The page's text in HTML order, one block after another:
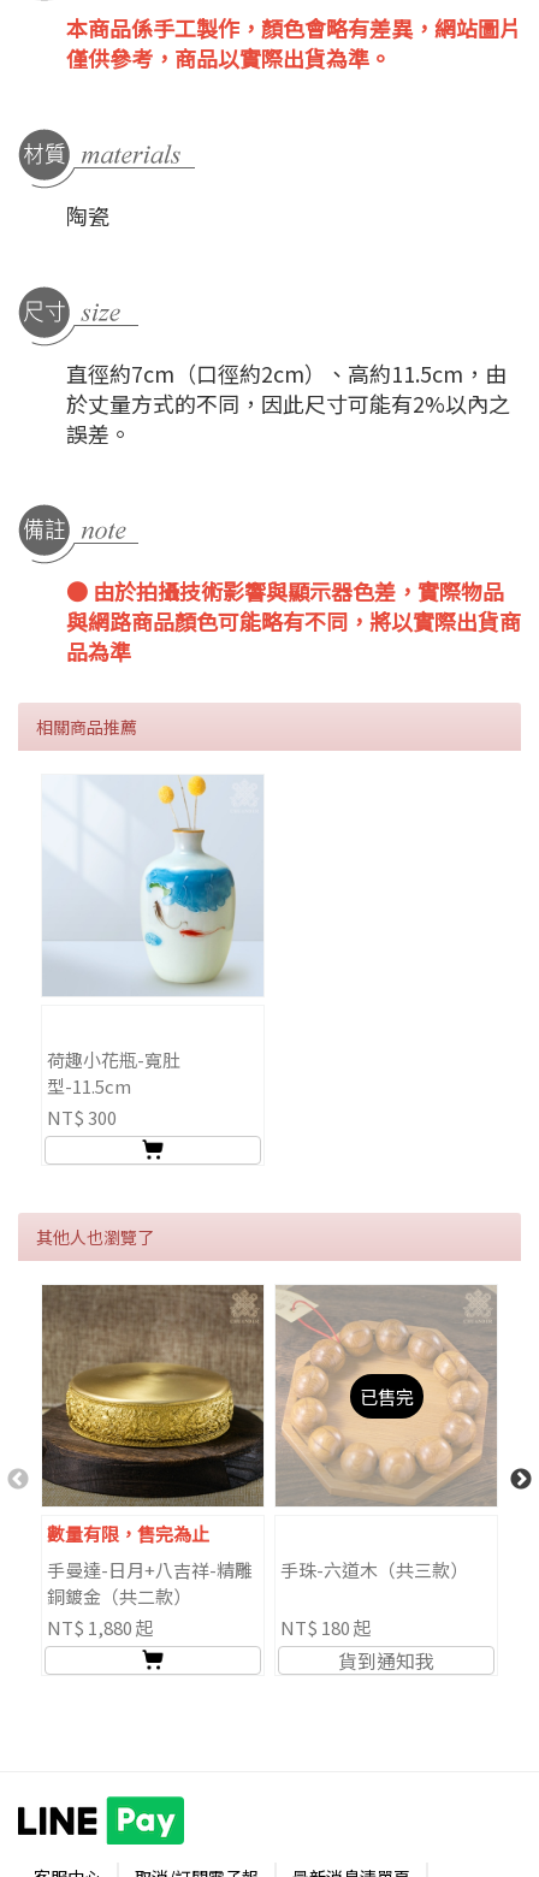
本商品係手工製作，顏色會略有差異，網站圖片
僅供參考，商品以實際出貨為準。
陶瓷
直徑約7cm（口徑約2cm）、高約11.5cm，由
於丈量方式的不同，因此尺寸可能有2%以內之
誤差。
● 由於拍攝技術影響與顯示器色差，實際物品
與網路商品顏色可能略有不同，將以實際出貨商
品為準
相關商品推薦
荷趣小花瓶-寬肚
型-11.5cm
NT$ 300
其他人也瀏覽了
數量有限，售完為止
手曼達-日月+八吉祥-精雕
銅鍍金（共二款）
NT$ 1,880 起
已售完
手珠-六道木（共三款）
NT$ 180 起
貨到通知我